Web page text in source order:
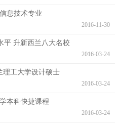
息技术专业
2016-11-30
平 升新西兰八大名校
2016-03-24
理工大学设计硕士
2016-03-24
本科快捷课程
2016-03-24